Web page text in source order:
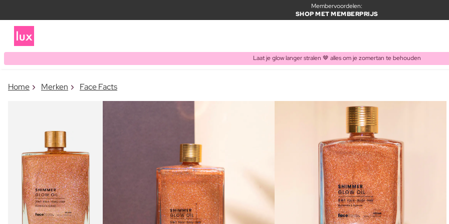
Membervoordelen:
SHOP MET MEMBERPRIJS
Laat je glow langer stralen 🤎 alles om je zomertan te behouden
Home Merken Face Facts